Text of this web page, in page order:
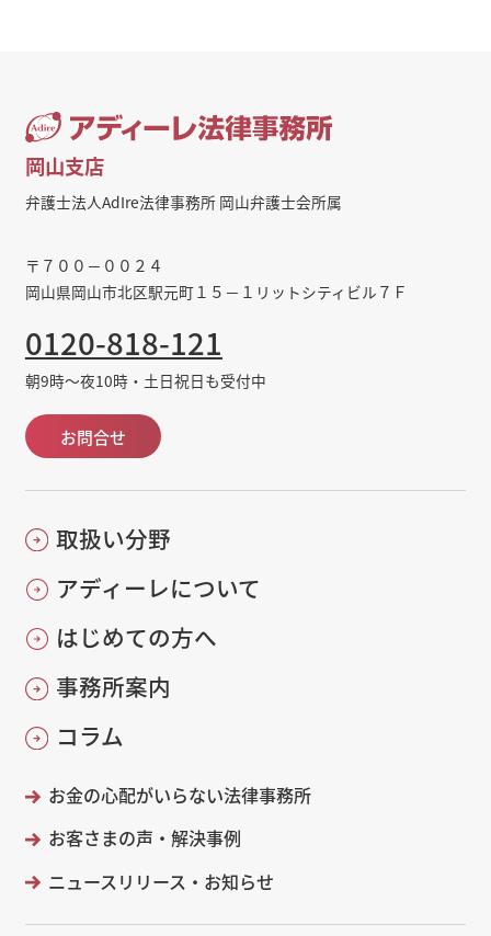
岡山支店
弁護士法人AdIre法律事務所 岡山弁護士会所属
〒７００－００２４
岡山県岡山市北区駅元町１５－１リットシティビル７Ｆ
0120-818-121
朝9時～夜10時・土日祝日も受付中
お問合せ
取扱い分野
アディーレについて
はじめての方へ
事務所案内
コラム
お金の心配がいらない法律事務所
お客さまの声・解決事例
ニュースリリース・お知らせ